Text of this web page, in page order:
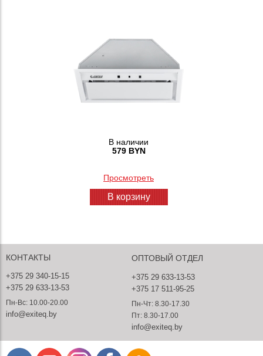
В наличии
579 BYN
Просмотреть
В корзину
КОНТАКТЫ
+375 29 340-15-15
+375 29 633-13-53
Пн-Вс: 10.00-20.00
info@exiteq.by
ОПТОВЫЙ ОТДЕЛ
+375 29 633-13-53
+375 17 511-95-25
Пн-Чт: 8.30-17.30
Пт: 8.30-17.00
info@exiteq.by